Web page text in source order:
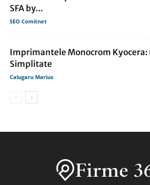
SFA by...
SEO Comitnet
Imprimantele Monocrom Kyocera:
Simplitate
Calugaru Marius